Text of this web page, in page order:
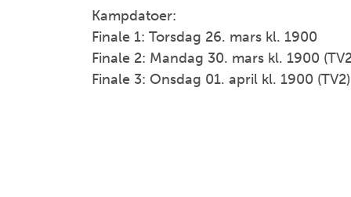
Kampdatoer:
Finale 1: Torsdag 26. mars kl. 1900
Finale 2: Mandag 30. mars kl. 1900
Finale 3: Onsdag 01. april kl. 1900 (TV2)